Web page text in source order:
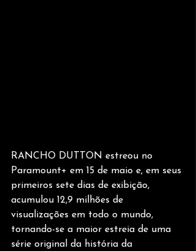
RANCHO DUTTON estreou no
Paramount+ em 15 de maio e, em seus
primeiros sete dias de exibição,
acumulou 12,9 milhões de
visualizações em todo o mundo,
tornando-se a maior estreia de uma
série original da história da